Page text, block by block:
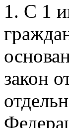
1. С 1
закон